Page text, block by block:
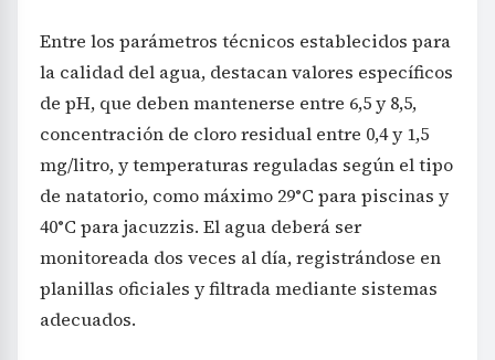
Entre los parámetros técnicos establecidos para
la calidad del agua, destacan valores específicos
de pH, que deben mantenerse entre 6,5 y 8,5,
concentración de cloro residual entre 0,4 y 1,5
mg/litro, y temperaturas reguladas según el tipo
de natatorio, como máximo 29°C para piscinas y
40°C para jacuzzis. El agua deberá ser
monitoreada dos veces al día, registrándose en
planillas oficiales y filtrada mediante sistemas
adecuados.